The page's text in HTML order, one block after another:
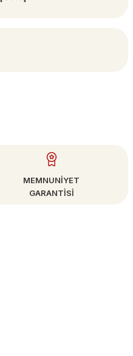
MEMNUNİYET
GARANTİSİ